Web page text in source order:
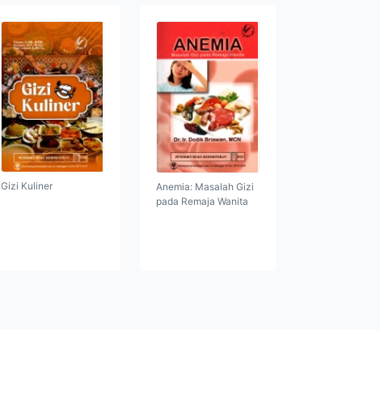
Gizi Kuliner
Anemia: Masalah Gizi
pada Remaja Wanita